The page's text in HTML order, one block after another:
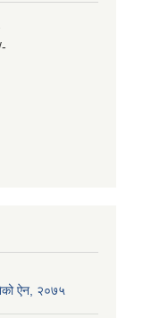
ऐन, २०७५